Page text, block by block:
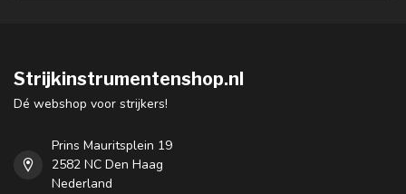
Strijkinstrumentenshop.nl
Dé webshop voor strijkers!
Prins Mauritsplein 19
2582 NC Den Haag
Nederland